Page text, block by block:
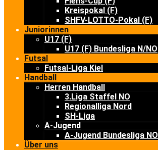
Kreispokal (F)
SHFV-LOTTO-Pokal (F)
Juniorinnen
U17 (F)
U17 (F) Bundesliga N/NO
Futsal
Futsal-Liga Kiel
Handball
Herren Handball
3.Liga Staffel NO
Regionalliga Nord
SH-Liga
A-Jugend
A-Jugend Bundesliga NO
Über uns